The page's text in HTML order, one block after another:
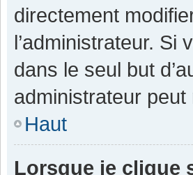
directement
l’administrateur.
dans le seul but
administrateur
Haut
Lorsque je clique